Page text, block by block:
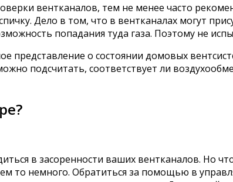
вентканалов, тем не менее часто
Дело в том, что в вентканалах могут
попадания туда газа. Поэтому не
представление о состоянии домовых
подсчитать, соответствует ли
в засоренности ваших вентканалов. Но
то немного. Обратиться за помощью в